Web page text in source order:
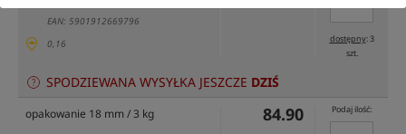
EAN: 5901912669796
0,16
dostępny: 3
szt.
SPODZIEWANA WYSYŁKA JESZCZE DZIŚ
opakowanie 18 mm / 3 kg 84.90 Podaj ilość: